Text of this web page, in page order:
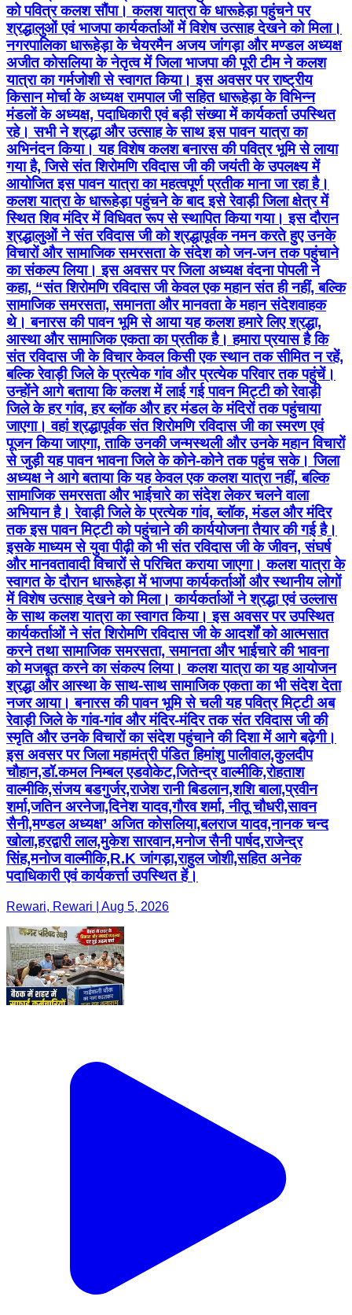
को पवित्र कलश सौंपा। कलश यात्रा के धारूहेड़ा पहुंचने पर
श्रद्धालुओं एवं भाजपा कार्यकर्ताओं में विशेष उत्साह देखने को मिला।
नगरपालिका धारूहेड़ा के चेयरमैन अजय जांगड़ा और मण्डल अध्यक्ष
अजीत कोसलिया के नेतृत्व में जिला भाजपा की पूरी टीम ने कलश
यात्रा का गर्मजोशी से स्वागत किया। इस अवसर पर राष्ट्रीय
किसान मोर्चा के अध्यक्ष रामपाल जी सहित धारूहेड़ा के विभिन्न
मंडलों के अध्यक्ष, पदाधिकारी एवं बड़ी संख्या में कार्यकर्ता उपस्थित
रहे। सभी ने श्रद्धा और उत्साह के साथ इस पावन यात्रा का
अभिनंदन किया। यह विशेष कलश बनारस की पवित्र भूमि से लाया
गया है, जिसे संत शिरोमणि रविदास जी की जयंती के उपलक्ष्य में
आयोजित इस पावन यात्रा का महत्वपूर्ण प्रतीक माना जा रहा है।
कलश यात्रा के धारूहेड़ा पहुंचने के बाद इसे रेवाड़ी जिला क्षेत्र में
स्थित शिव मंदिर में विधिवत रूप से स्थापित किया गया। इस दौरान
श्रद्धालुओं ने संत रविदास जी को श्रद्धापूर्वक नमन करते हुए उनके
विचारों और सामाजिक समरसता के संदेश को जन-जन तक पहुंचाने
का संकल्प लिया। इस अवसर पर जिला अध्यक्ष वंदना पोपली ने
कहा, “संत शिरोमणि रविदास जी केवल एक महान संत ही नहीं, बल्कि
सामाजिक समरसता, समानता और मानवता के महान संदेशवाहक
थे। बनारस की पावन भूमि से आया यह कलश हमारे लिए श्रद्धा,
आस्था और सामाजिक एकता का प्रतीक है। हमारा प्रयास है कि
संत रविदास जी के विचार केवल किसी एक स्थान तक सीमित न रहें,
बल्कि रेवाड़ी जिले के प्रत्येक गांव और प्रत्येक परिवार तक पहुंचें।
उन्होंने आगे बताया कि कलश में लाई गई पावन मिट्टी को रेवाड़ी
जिले के हर गांव, हर ब्लॉक और हर मंडल के मंदिरों तक पहुंचाया
जाएगा। वहां श्रद्धापूर्वक संत शिरोमणि रविदास जी का स्मरण एवं
पूजन किया जाएगा, ताकि उनकी जन्मस्थली और उनके महान विचारों
से जुड़ी यह पावन भावना जिले के कोने-कोने तक पहुंच सके। जिला
अध्यक्ष ने आगे बताया कि यह केवल एक कलश यात्रा नहीं, बल्कि
सामाजिक समरसता और भाईचारे का संदेश लेकर चलने वाला
अभियान है। रेवाड़ी जिले के प्रत्येक गांव, ब्लॉक, मंडल और मंदिर
तक इस पावन मिट्टी को पहुंचाने की कार्ययोजना तैयार की गई है।
इसके माध्यम से युवा पीढ़ी को भी संत रविदास जी के जीवन, संघर्ष
और मानवतावादी विचारों से परिचित कराया जाएगा। कलश यात्रा के
स्वागत के दौरान धारूहेड़ा में भाजपा कार्यकर्ताओं और स्थानीय लोगों
में विशेष उत्साह देखने को मिला। कार्यकर्ताओं ने श्रद्धा एवं उल्लास
के साथ कलश यात्रा का स्वागत किया। इस अवसर पर उपस्थित
कार्यकर्ताओं ने संत शिरोमणि रविदास जी के आदर्शों को आत्मसात
करने तथा सामाजिक समरसता, समानता और भाईचारे की भावना
को मजबूत करने का संकल्प लिया। कलश यात्रा का यह आयोजन
श्रद्धा और आस्था के साथ-साथ सामाजिक एकता का भी संदेश देता
नजर आया। बनारस की पावन भूमि से चली यह पवित्र मिट्टी अब
रेवाड़ी जिले के गांव-गांव और मंदिर-मंदिर तक संत रविदास जी की
स्मृति और उनके विचारों का संदेश पहुंचाने की दिशा में आगे बढ़ेगी।
इस अवसर पर जिला महामंत्री पंडित हिमांशु पालीवाल,कुलदीप
चौहान,डॉ.कमल निम्बल एडवोकेट,जितेन्द्र वाल्मीकि,रोहताश
वाल्मीकि,संजय बडगुर्जर,राजेश रानी बिडलान,शशि बाला,प्रवीन
शर्मा,जतिन अरनेजा,दिनेश यादव,गौरव शर्मा, नीतू चौधरी,सावन
सैनी,मण्डल अध्यक्ष’ अजित कोसलिया,बलराज यादव,नानक चन्द
खोला,हरद्वारी लाल,मुकेश सारवान,मनोज सैनी पार्षद,राजेन्द्र
सिंह,मनोज वाल्मीकि,R.K जांगड़ा,राहुल जोशी,सहित अनेक
पदाधिकारी एवं कार्यकर्त्ता उपस्थित हें।
Rewari, Rewari | Aug 5, 2026